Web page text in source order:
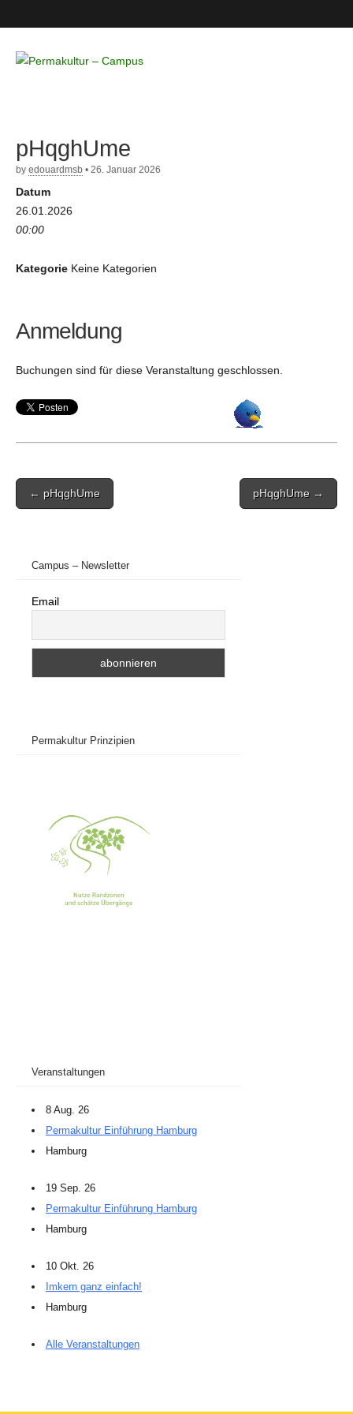
– Campus
pHqghUme
by edouardmsb • 26. Januar 2026
Datum
26.01.2026
00:00
Kategorie Keine Kategorien
Anmeldung
Buchungen sind für diese Veranstaltung geschlossen.
Post
navigation
← pHqghUme pHqghUme →
Campus – Newsletter
Email
Permakultur Prinzipien
Veranstaltungen
8 Aug. 26
Permakultur Einführung Hamburg
Hamburg
19 Sep. 26
Permakultur Einführung Hamburg
Hamburg
10 Okt. 26
Imkern ganz einfach!
Hamburg
Alle Veranstaltungen